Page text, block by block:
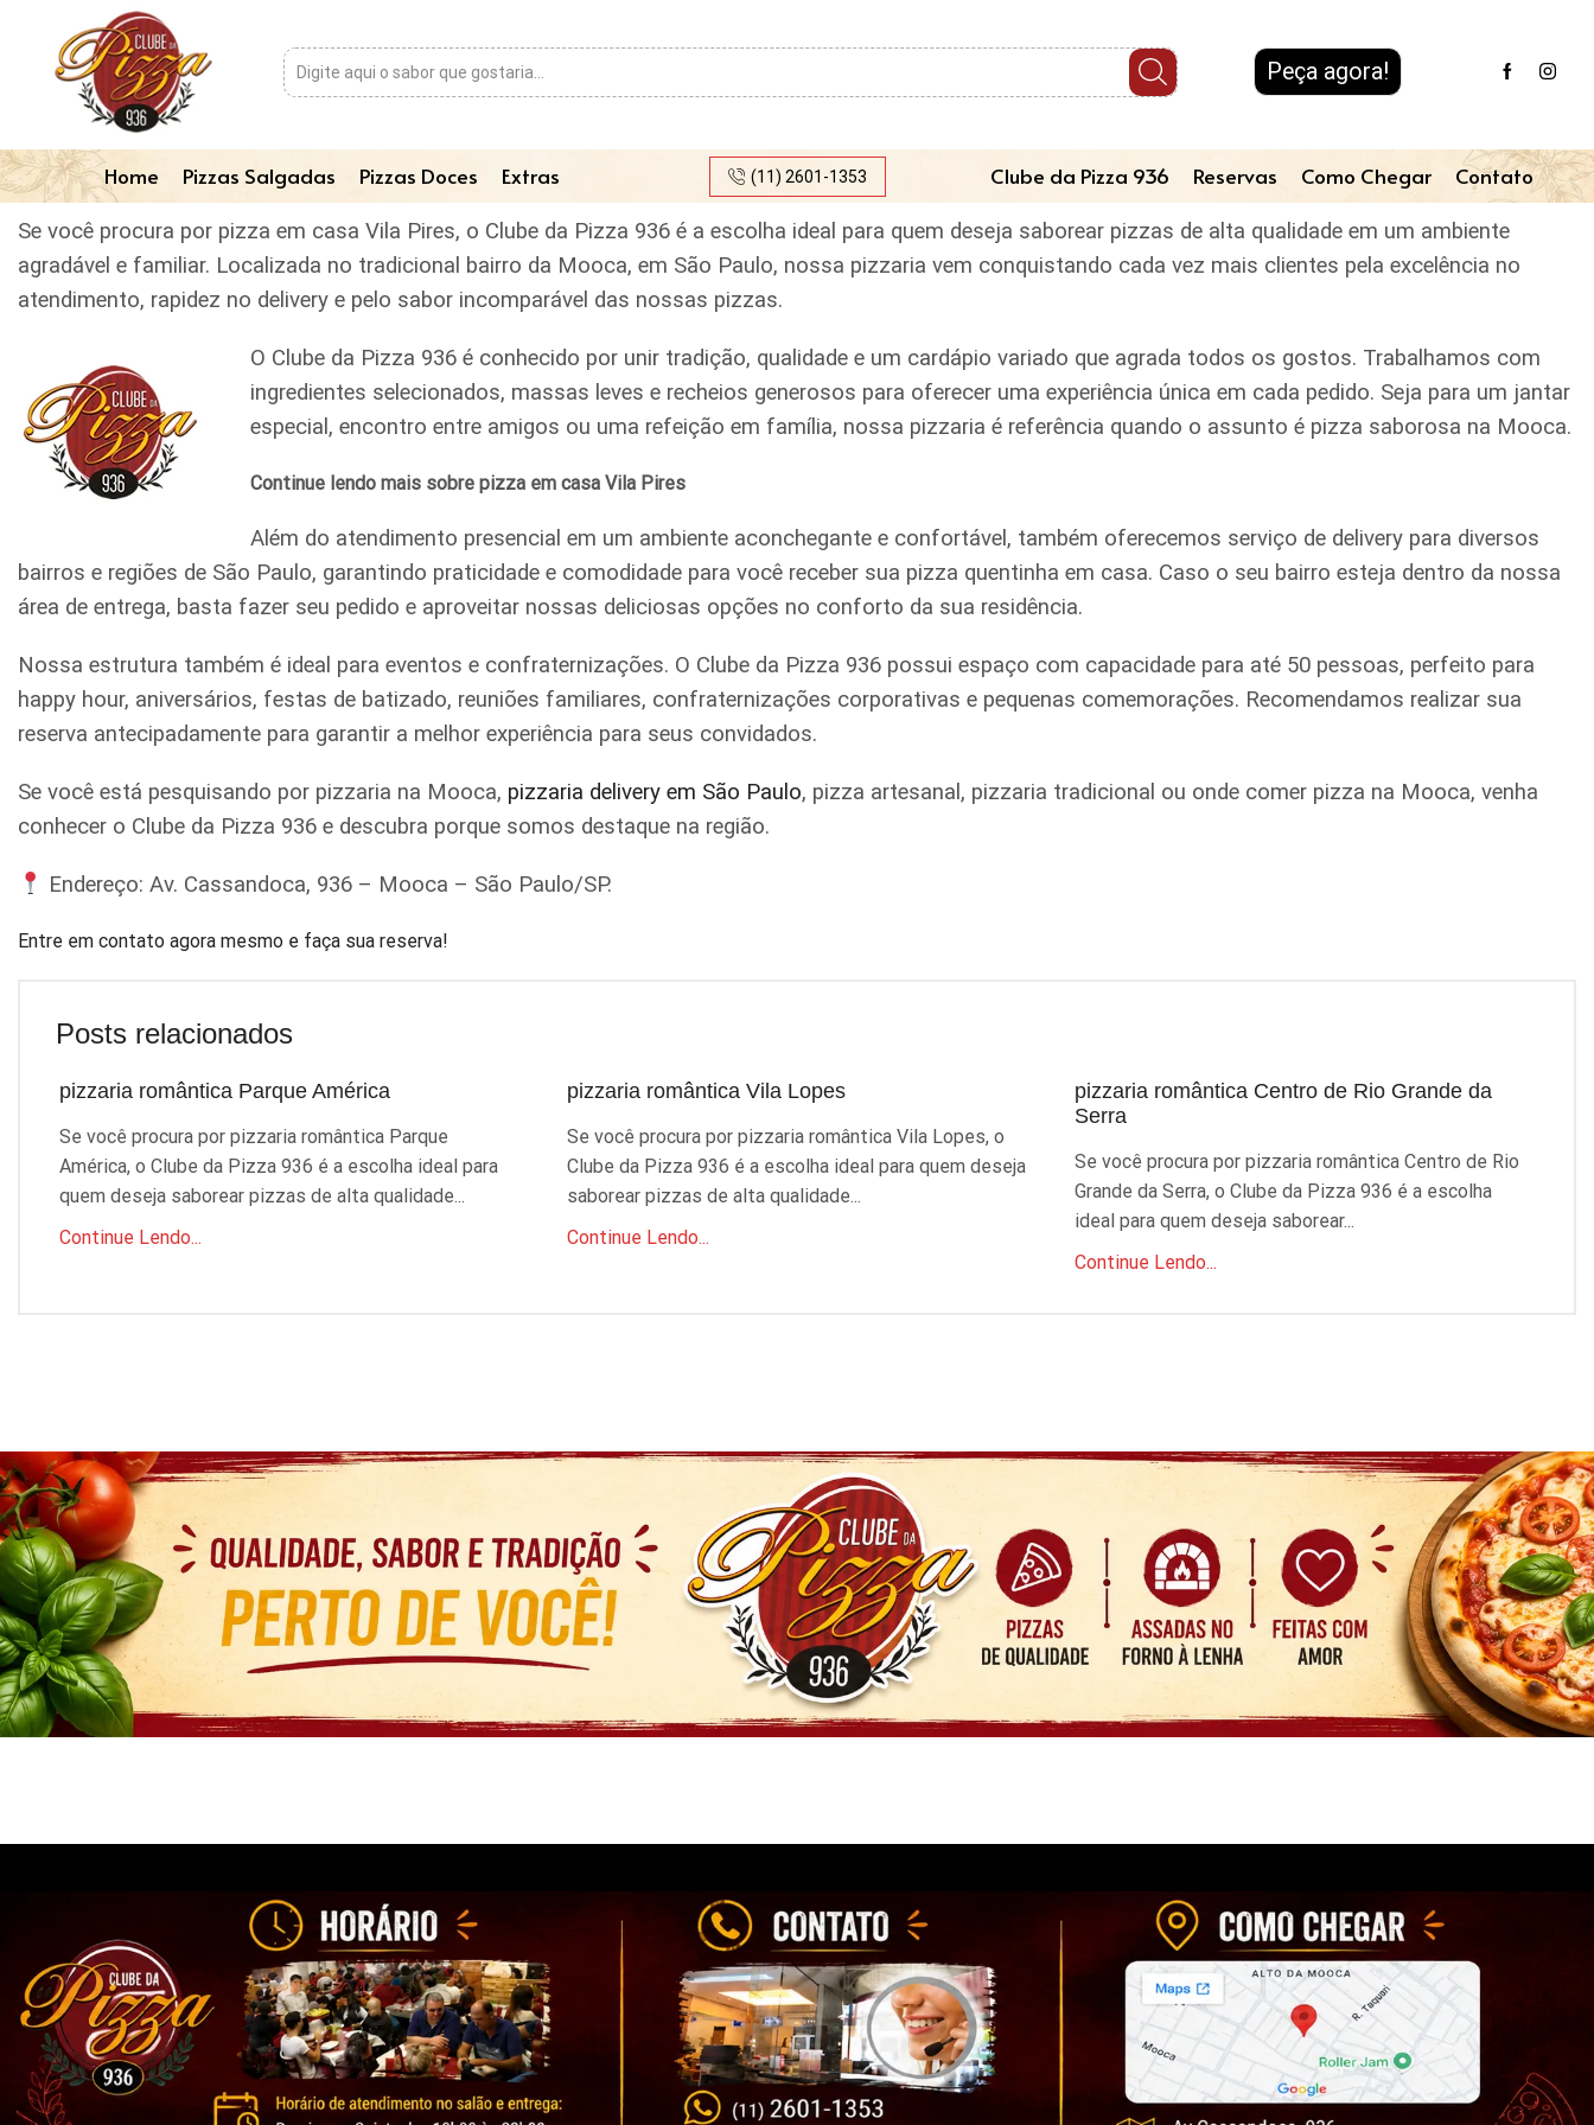
Peça agora!
Home Pizzas Salgadas Pizzas Doces Extras (11) 2601-1353 Clube da Pizza 936 Reservas Como Chegar Contato
Se você procura por pizza em casa Vila Pires, o Clube da Pizza 936 é a escolha ideal para quem deseja saborear pizzas de alta qualidade em um ambiente
agradável e familiar. Localizada no tradicional bairro da Mooca, em São Paulo, nossa pizzaria vem conquistando cada vez mais clientes pela excelência no
atendimento, rapidez no delivery e pelo sabor incomparável das nossas pizzas.
O Clube da Pizza 936 é conhecido por unir tradição, qualidade e um cardápio variado que agrada todos os gostos. Trabalhamos com
ingredientes selecionados, massas leves e recheios generosos para oferecer uma experiência única em cada pedido. Seja para um jantar
especial, encontro entre amigos ou uma refeição em família, nossa pizzaria é referência quando o assunto é pizza saborosa na Mooca.
Continue lendo mais sobre pizza em casa Vila Pires
Além do atendimento presencial em um ambiente aconchegante e confortável, também oferecemos serviço de delivery para diversos
bairros e regiões de São Paulo, garantindo praticidade e comodidade para você receber sua pizza quentinha em casa. Caso o seu bairro esteja dentro da nossa
área de entrega, basta fazer seu pedido e aproveitar nossas deliciosas opções no conforto da sua residência.
Nossa estrutura também é ideal para eventos e confraternizações. O Clube da Pizza 936 possui espaço com capacidade para até 50 pessoas, perfeito para
happy hour, aniversários, festas de batizado, reuniões familiares, confraternizações corporativas e pequenas comemorações. Recomendamos realizar sua
reserva antecipadamente para garantir a melhor experiência para seus convidados.
Se você está pesquisando por pizzaria na Mooca, pizzaria delivery em São Paulo, pizza artesanal, pizzaria tradicional ou onde comer pizza na Mooca, venha
conhecer o Clube da Pizza 936 e descubra porque somos destaque na região.
Endereço: Av. Cassandoca, 936 – Mooca – São Paulo/SP.
Entre em contato agora mesmo e faça sua reserva!
Posts relacionados
pizzaria romântica Parque América
Se você procura por pizzaria romântica Parque
América, o Clube da Pizza 936 é a escolha ideal para
quem deseja saborear pizzas de alta qualidade...
Continue Lendo...
pizzaria romântica Vila Lopes
Se você procura por pizzaria romântica Vila Lopes, o
Clube da Pizza 936 é a escolha ideal para quem deseja
saborear pizzas de alta qualidade...
Continue Lendo...
pizzaria romântica Centro de Rio Grande da
Serra
Se você procura por pizzaria romântica Centro de Rio
Grande da Serra, o Clube da Pizza 936 é a escolha
ideal para quem deseja saborear...
Continue Lendo...